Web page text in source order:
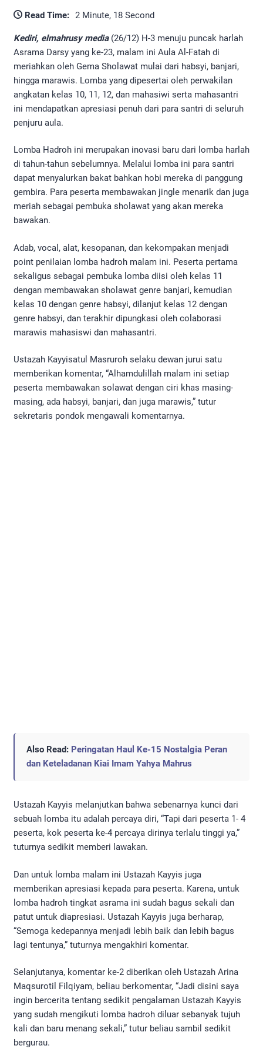
Read Time: 2 Minute, 18 Second
Kediri, elmahrusy media (26/12) H-3 menuju puncak harlah
Asrama Darsy yang ke-23, malam ini Aula Al-Fatah di
meriahkan oleh Gema Sholawat mulai dari habsyi, banjari,
hingga marawis. Lomba yang dipesertai oleh perwakilan
angkatan kelas 10, 11, 12, dan mahasiwi serta mahasantri
ini mendapatkan apresiasi penuh dari para santri di seluruh
penjuru aula.
Lomba Hadroh ini merupakan inovasi baru dari lomba harlah
di tahun-tahun sebelumnya. Melalui lomba ini para santri
dapat menyalurkan bakat bahkan hobi mereka di panggung
gembira. Para peserta membawakan jingle menarik dan juga
meriah sebagai pembuka sholawat yang akan mereka
bawakan.
Adab, vocal, alat, kesopanan, dan kekompakan menjadi
point penilaian lomba hadroh malam ini. Peserta pertama
sekaligus sebagai pembuka lomba diisi oleh kelas 11
dengan membawakan sholawat genre banjari, kemudian
kelas 10 dengan genre habsyi, dilanjut kelas 12 dengan
genre habsyi, dan terakhir dipungkasi oleh colaborasi
marawis mahasiswi dan mahasantri.
Ustazah Kayyisatul Masruroh selaku dewan jurui satu
memberikan komentar, “Alhamdulillah malam ini setiap
peserta membawakan solawat dengan ciri khas masing-
masing, ada habsyi, banjari, dan juga marawis,” tutur
sekretaris pondok mengawali komentarnya.
Also Read: Peringatan Haul Ke-15 Nostalgia Peran
dan Keteladanan Kiai Imam Yahya Mahrus
Ustazah Kayyis melanjutkan bahwa sebenarnya kunci dari
sebuah lomba itu adalah percaya diri, “Tapi dari peserta 1- 4
peserta, kok peserta ke-4 percaya dirinya terlalu tinggi ya,”
tuturnya sedikit memberi lawakan.
Dan untuk lomba malam ini Ustazah Kayyis juga
memberikan apresiasi kepada para peserta. Karena, untuk
lomba hadroh tingkat asrama ini sudah bagus sekali dan
patut untuk diapresiasi. Ustazah Kayyis juga berharap,
“Semoga kedepannya menjadi lebih baik dan lebih bagus
lagi tentunya,” tuturnya mengakhiri komentar.
Selanjutanya, komentar ke-2 diberikan oleh Ustazah Arina
Maqsurotil Filqiyam, beliau berkomentar, “Jadi disini saya
ingin bercerita tentang sedikit pengalaman Ustazah Kayyis
yang sudah mengikuti lomba hadroh diluar sebanyak tujuh
kali dan baru menang sekali,” tutur beliau sambil sedikit
bergurau.